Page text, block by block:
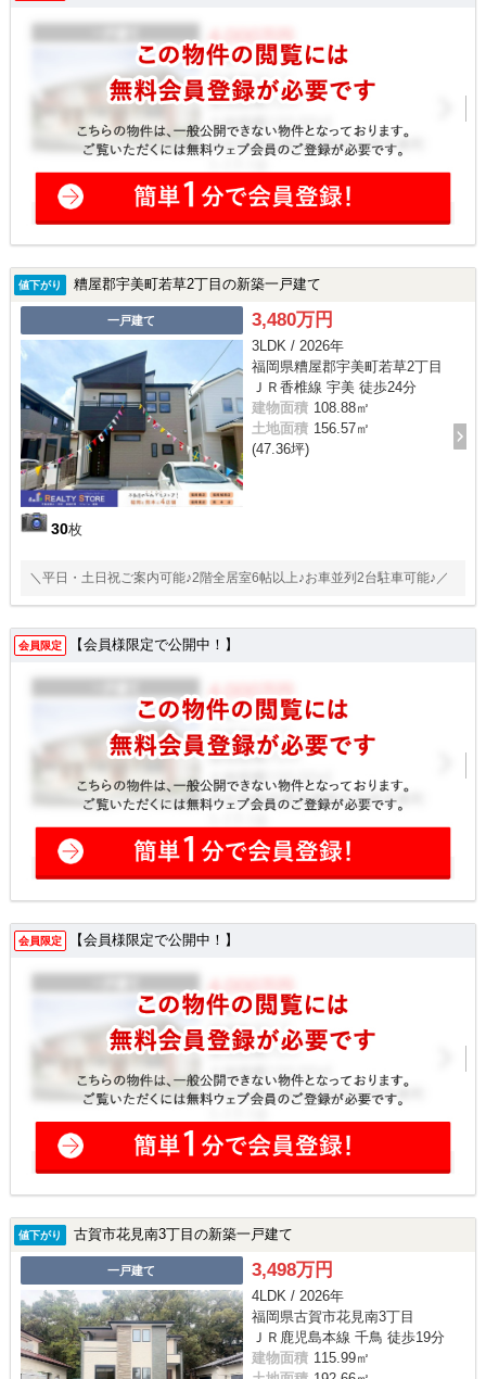
値下がり 糟屋郡宇美町若草2丁目の新築一戸建て
一戸建て
30枚
3,480万円
3LDK / 2026年
福岡県糟屋郡宇美町若草2丁目
ＪＲ香椎線 宇美 徒歩24分
建物面積 108.88㎡
土地面積 156.57㎡
(47.36坪)
＼平日・土日祝ご案内可能♪2階全居室6帖以上♪お車並列2台駐車可能♪／
会員限定 【会員様限定で公開中！】
会員限定 【会員様限定で公開中！】
値下がり 古賀市花見南3丁目の新築一戸建て
一戸建て 3,498万円
4LDK / 2026年
福岡県古賀市花見南3丁目
ＪＲ鹿児島本線 千鳥 徒歩19分
建物面積 115.99㎡